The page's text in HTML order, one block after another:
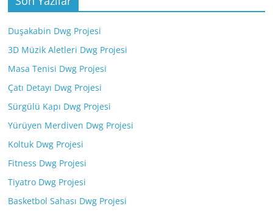
Duşakabin Dwg Projesi
3D Müzik Aletleri Dwg Projesi
Masa Tenisi Dwg Projesi
Çatı Detayı Dwg Projesi
Sürgülü Kapı Dwg Projesi
Yürüyen Merdiven Dwg Projesi
Koltuk Dwg Projesi
Fitness Dwg Projesi
Tiyatro Dwg Projesi
Basketbol Sahası Dwg Projesi